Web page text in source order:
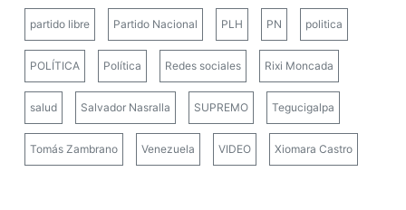
partido libre Partido Nacional PLH PN politica
POLÍTICA Política Redes sociales Rixi Moncada
salud Salvador Nasralla SUPREMO Tegucigalpa
Tomás Zambrano Venezuela VIDEO Xiomara Castro